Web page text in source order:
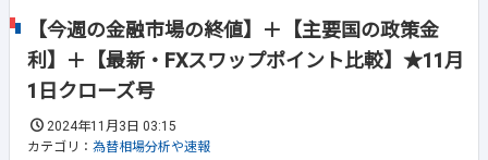
【今週の金融市場の終値】＋【主要国の政策金
利】＋【最新・FXスワップポイント比較】★11月
1日クローズ号
2024年11月3日 03:15
カテゴリ： 為替相場分析や速報